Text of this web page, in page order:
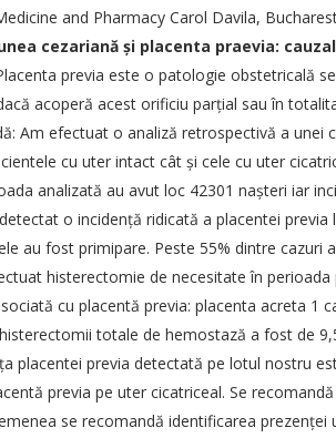
and Pharmacy Carol Davila,
cezariană şi placenta praevia:
previa este o patologie obstetricală
acoperă acest orificiu parţial sau în
Am efectuat o analiză retrospectivă a unei
cu uter intact cât şi cele cu uter
analizată au avut loc 42301 naşteri iar
o incidenţă ridicată a placentei
au fost primipare. Peste 55% dintre
histerectomie de necesitate în
cu placentă previa: placenta acreta 1
totale de hemostază a fost de
placentei previa detectată pe lotul nostru
previa pe uter cicatriceal. Se
se recomandă identificarea